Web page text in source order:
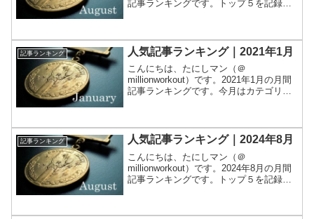
記事ランキングです。トップ５を記録し
記事ランキング 人気記事ランキング｜2021年1月
こんにちは、たにしマン（＠
millionworkout）です。2021年1月の月間
記事ランキングです。今月はカテゴリに
は早速1位から発表します。1位...
記事ランキング 人気記事ランキング｜2024年8月
こんにちは、たにしマン（＠
millionworkout）です。2024年8月の月間
記事ランキングです。トップ５を記録し
位：【安定の】実家暮らし独身男...